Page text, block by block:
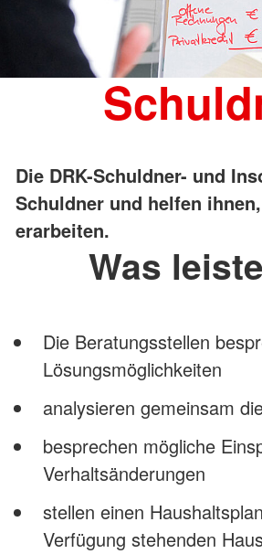
Die DRK-Schuldner- und
Schuldner und helfen
erarbeiten.
Was
Die Beratungsstellen
Lösungsmöglichkeiten
analysieren gemeinsam
besprechen mögliche
Verhaltsänderungen
stellen einen
Verfügung stehenden